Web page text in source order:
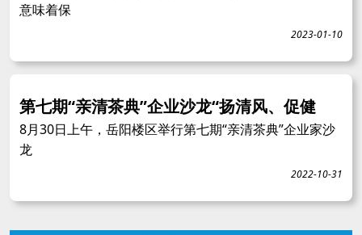
意味着保
2023-01-10
第七期“亲清茶典”企业沙龙“扬清风、促健
8月30日上午，岳阳楼区举行第七期“亲清茶典”企业家沙
龙
2022-10-31